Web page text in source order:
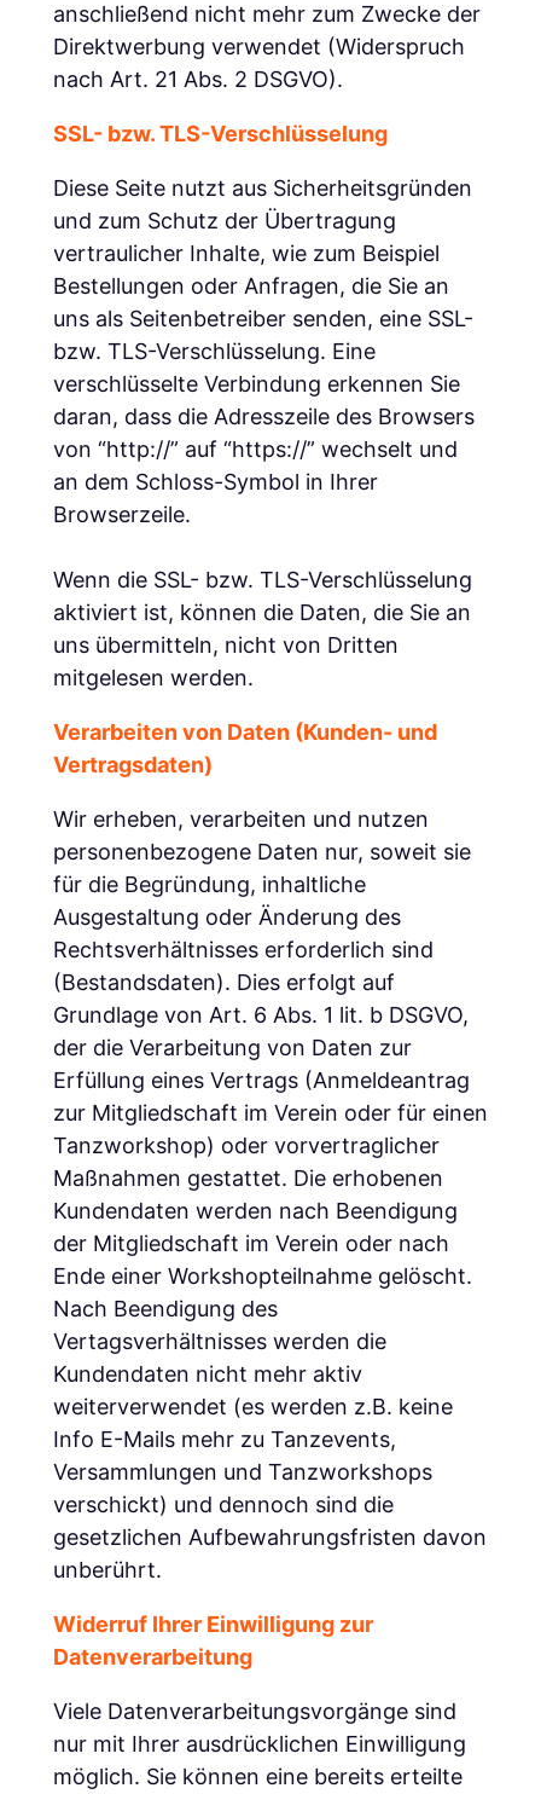
anschließend nicht mehr zum Zwecke der
Direktwerbung verwendet (Widerspruch
nach Art. 21 Abs. 2 DSGVO).
SSL- bzw. TLS-Verschlüsselung
Diese Seite nutzt aus Sicherheitsgründen
und zum Schutz der Übertragung
vertraulicher Inhalte, wie zum Beispiel
Bestellungen oder Anfragen, die Sie an
uns als Seitenbetreiber senden, eine SSL-
bzw. TLS-Verschlüsselung. Eine
verschlüsselte Verbindung erkennen Sie
daran, dass die Adresszeile des Browsers
von “http://” auf “https://” wechselt und
an dem Schloss-Symbol in Ihrer
Browserzeile.
Wenn die SSL- bzw. TLS-Verschlüsselung
aktiviert ist, können die Daten, die Sie an
uns übermitteln, nicht von Dritten
mitgelesen werden.
Verarbeiten von Daten (Kunden- und
Vertragsdaten)
Wir erheben, verarbeiten und nutzen
personenbezogene Daten nur, soweit sie
für die Begründung, inhaltliche
Ausgestaltung oder Änderung des
Rechtsverhältnisses erforderlich sind
(Bestandsdaten). Dies erfolgt auf
Grundlage von Art. 6 Abs. 1 lit. b DSGVO,
der die Verarbeitung von Daten zur
Erfüllung eines Vertrags (Anmeldeantrag
zur Mitgliedschaft im Verein oder für einen
Tanzworkshop) oder vorvertraglicher
Maßnahmen gestattet. Die erhobenen
Kundendaten werden nach Beendigung
der Mitgliedschaft im Verein oder nach
Ende einer Workshopteilnahme gelöscht.
Nach Beendigung des
Vertagsverhältnisses werden die
Kundendaten nicht mehr aktiv
weiterverwendet (es werden z.B. keine
Info E-Mails mehr zu Tanzevents,
Versammlungen und Tanzworkshops
verschickt) und dennoch sind die
gesetzlichen Aufbewahrungsfristen davon
unberührt.
Widerruf Ihrer Einwilligung zur
Datenverarbeitung
Viele Datenverarbeitungsvorgänge sind
nur mit Ihrer ausdrücklichen Einwilligung
möglich. Sie können eine bereits erteilte